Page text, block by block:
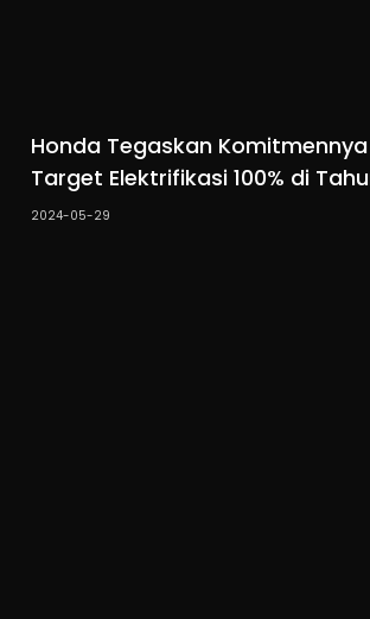
Honda Tegaskan Komitmennya
Target Elektrifikasi 100% di
2024-05-29